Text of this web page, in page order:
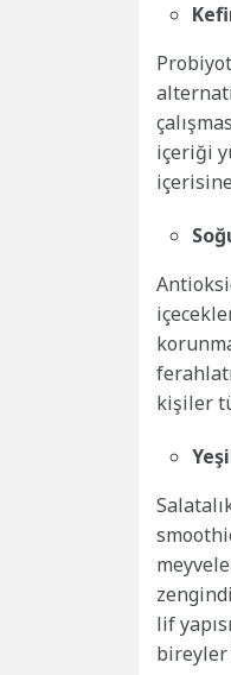
içeriği
kişiler
lif
bireyler